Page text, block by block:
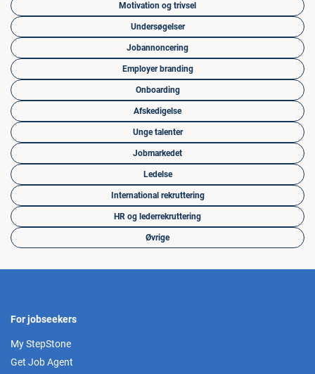
Motivation og trivsel
Undersøgelser
Jobannoncering
Employer branding
Onboarding
Afskedigelse
Unge talenter
Jobmarkedet
Ledelse
International rekruttering
HR og lederrekruttering
Øvrige
For jobseekers
My StepStone
Get Job Agent